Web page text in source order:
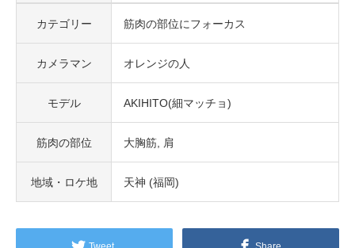
カテゴリー 筋肉の部位にフォーカス
カメラマン オレンジの人
モデル AKIHITO(細マッチョ)
筋肉の部位 大胸筋 肩
地域・ロケ地 天神 (福岡)